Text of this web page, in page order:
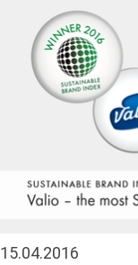
15.04.2016